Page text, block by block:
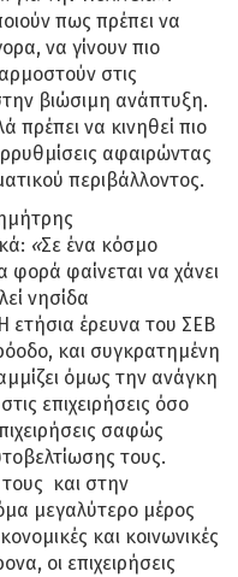
πως πρέπει να
να γίνουν πιο
στις
βιώσιμη ανάπτυξη.
πρέπει να κινηθεί πιο
αφαιρώντας
περιβάλλοντος.
«Σε ένα κόσμο
φαίνεται να χάνει
νησίδα
ετήσια έρευνα του ΣΕΒ
και συγκρατημένη
όμως την ανάγκη
επιχειρήσεις όσο
σαφώς
τους.
και στην
μεγαλύτερο μέρος
και κοινωνικές
οι επιχειρήσεις